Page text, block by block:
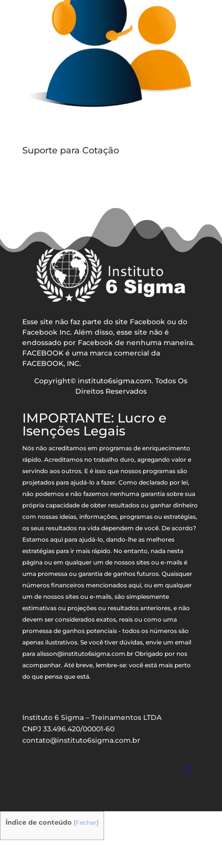
Suporte para Cotação
Esse site não faz parte do site Facebook ou do
Facebook Inc. Além disso, esse site não é
endossado por Facebook de nenhuma maneira.
FACEBOOK é uma marca comercial da
FACEBOOK, INC.
Copyright© instituto6sigma.com. Todos Os
Direitos Reservados
IMPORTANTE: Lucro e
Isenções Legais
Nós não acreditamos em programas de enriquecimento
rápido. Acreditamos no trabalho duro, agregando valor e
servindo aos outros. E é isso que nossos programas são
projetados para ajudá-lo a fazer. Como declarado por lei,
não podemos e não fazemos nenhuma garantia sobre sua
própria capacidade de obter resultados ou ganhar dinheiro
com nossas ideias, informações, programas ou estratégias,
os seus resultados na vida dependem de você. De acordo?
Estamos aqui para ajudá-lo, dando-lhe as melhores
estratégias para ir mais rápido. No entanto, nada nesta
página ou em qualquer um de nossos sites ou e-mails é
uma promessa ou garantia de ganhos futuros. Quaisquer
números financeiros mencionados aqui, ou em qualquer
um de nossos sites ou e-mails, são simplesmente
estimativas ou projeções ou resultados anteriores, e não
devem ser considerados exatos, reais ou como uma
promessa de ganhos potenciais - todos os números são
apenas ilustrativos. Se você tiver dúvidas, envie um email
para alisson@instituto6sigma.com.brObrigado por nos
acompanhar. Até breve, lembre-se: você está mais perto
do que pensa que está.
Instituto 6 Sigma – Treinamentos LTDA
CNPJ 33.496.420/00001-60
contato@instituto6sigma.com.br
Índice de conteúdo [Fechar]